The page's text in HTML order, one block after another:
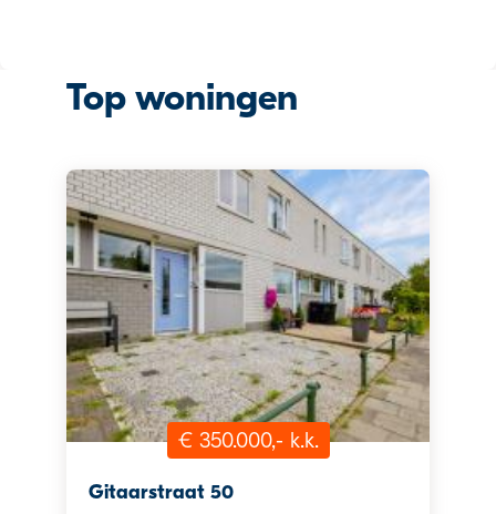
Top woningen
€ 350.000,- k.k.
Gitaarstraat 50